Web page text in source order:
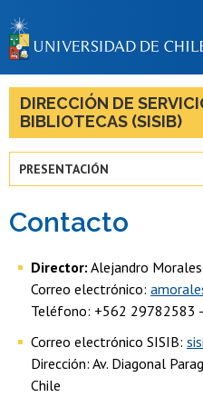
LA
DIRECCIÓN DE
BIBLIOTECAS (SISIB)
PRESENTACIÓN
Contacto
Director: Alejandro Morales
Correo electrónico:
Teléfono: +562 29782583
Correo electrónico SISIB:
Dirección: Av. Diagonal
Chile